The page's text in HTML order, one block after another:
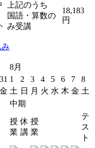
上記のうち
国語・算数の
み受講
18,183
円
8月
31 1 2 3 4 5 6 7
8
金 土 日 月 火 水 木 金 土
中期
授
業
休
講
授
業
テ
ス
ト